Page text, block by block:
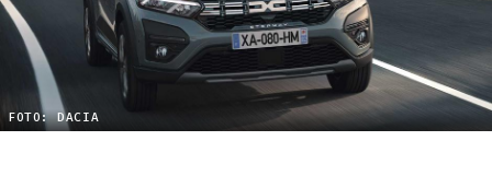
FOTO: DACIA